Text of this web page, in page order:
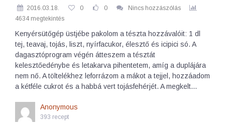
2016.03.18. 0 0
Nincs hozzászólás
4634 megtekintés
Kenyérsütőgép üstjébe pakolom a tészta hozzávalóit: 1 dl
tej, teavaj, tojás, liszt, nyírfacukor, élesztő és icipici só. A
dagasztóprogram végén átteszem a tésztát
kelesztőedénybe és letakarva pihentetem, amíg a duplájára
nem nő. A töltelékhez leforrázom a mákot a tejjel, hozzáadom
a kétféle cukrot és a habbá vert tojásfehérjét. A megkelt…
Anonymous
393 recept